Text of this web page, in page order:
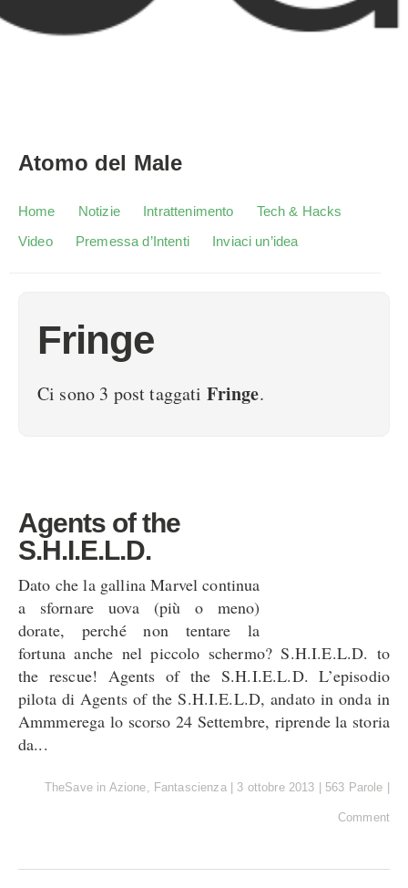
Atomo del Male
Home Notizie Intrattenimento
Tech & Hacks
Video
Premessa d’Intenti Inviaci un’idea
Fringe
Ci sono 3 post taggati Fringe.
Agents of the
S.H.I.E.L.D.
Dato che la gallina Marvel continua
a sfornare uova (più o meno)
dorate, perché non tentare la
fortuna anche nel piccolo schermo? S.H.I.E.L.D. to
the rescue! Agents of the S.H.I.E.L.D. L’episodio
pilota di Agents of the S.H.I.E.L.D, andato in onda in
Ammmerega lo scorso 24 Settembre, riprende la storia
da...
TheSavein Azione, Fantascienza 3 ottobre 2013 563 Parole
Comment